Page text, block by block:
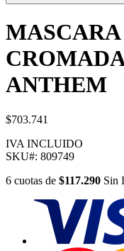
ANTHEM
$703.741
IVA INCLUIDO
SKU#: 809749
6 cuotas de $117.290 Sin